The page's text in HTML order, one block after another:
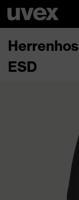
ESD